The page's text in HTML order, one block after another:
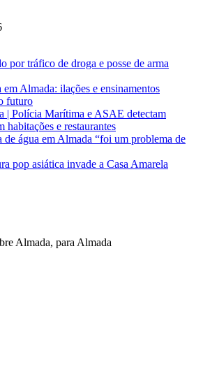
por tráfico de droga e posse de arma
em Almada: ilações e ensinamentos
futuro
| Polícia Marítima e ASAE detectam
habitações e restaurantes
água em Almada “foi um problema de
pop asiática invade a Casa Amarela
Almada, para Almada